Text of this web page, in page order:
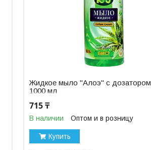
Жидкое мыло "Алоэ" с дозатором
1000 мл
715 ₸
В наличии Оптом и в розницу
Купить